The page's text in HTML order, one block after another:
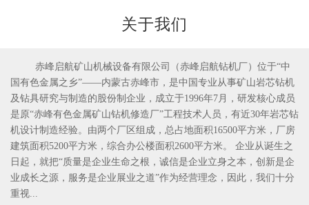
2
关于我们
赤峰启航矿山机械设备有限公司（赤峰启航钻机厂）位于“中
国有色金属之乡”——内蒙古赤峰市，是中国专业从事矿山岩芯钻机
及钻具研究与制造的股份制企业，成立于1996年7月，研发核心成员
是原“赤峰有色金属矿山钻机修造厂”工程技术人员，有近30年岩芯钻
机设计制造经验。由两个厂区组成，总占地面积16500平方米，厂房
建筑面积5200平方米，综合办公楼面积2600平方米。 企业从诞生之
日起，就把“质量是企业生命之根，诚信是企业立身之本，创新是企
业成长之源，服务是企业展业之道”作为经营理念，因此，我们十分
重视...